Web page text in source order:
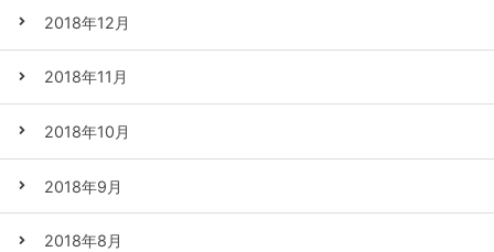
2018年12月
2018年11月
2018年10月
2018年9月
2018年8月